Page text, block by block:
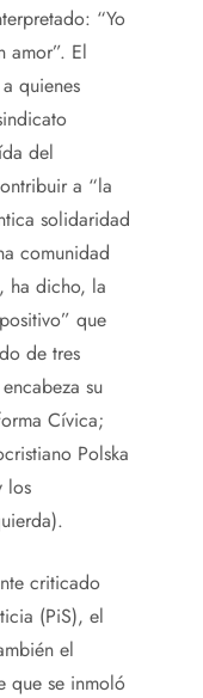
“Yo
amor”. El
quienes
del
a “la
solidaridad
comunidad
ha dicho, la
que
de tres
su
Cívica;
Polska
los
criticado
(PiS), el
el
que se inmoló